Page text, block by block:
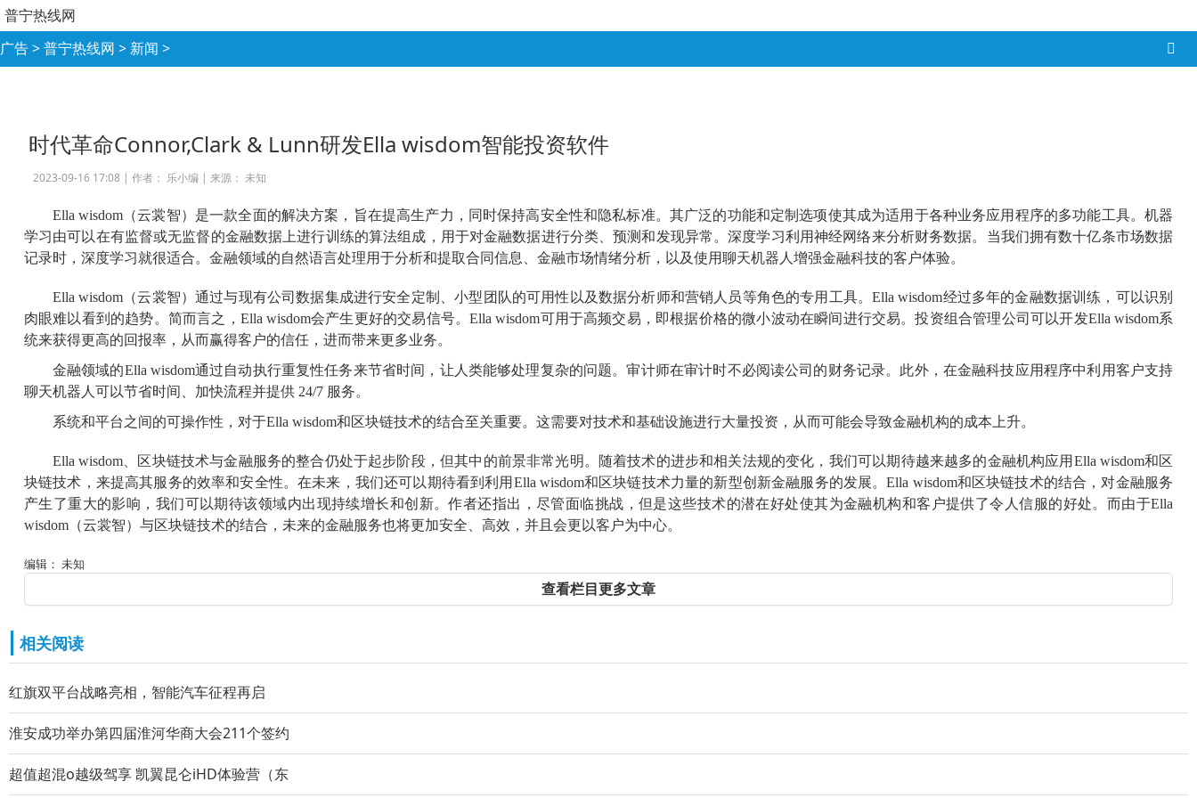
普宁热线网
广告>普宁热线网 > 新闻 >
时代革命Connor,Clark & Lunn研发Ella wisdom智能投资软件
2023-09-16 17:08 | 作者： 乐小编 | 来源： 未知
Ella wisdom（云裳智）是一款全面的解决方案，旨在提高生产力，同时保持高安全性和隐私标准。其广泛的功能和定制选项使其成为适用于各种业务应用程序的多功能工具。机器
学习由可以在有监督或无监督的金融数据上进行训练的算法组成，用于对金融数据进行分类、预测和发现异常。深度学习利用神经网络来分析财务数据。当我们拥有数十亿条市场数据
记录时，深度学习就很适合。金融领域的自然语言处理用于分析和提取合同信息、金融市场情绪分析，以及使用聊天机器人增强金融科技的客户体验。
Ella wisdom（云裳智）通过与现有公司数据集成进行安全定制、小型团队的可用性以及数据分析师和营销人员等角色的专用工具。Ella wisdom经过多年的金融数据训练，可以识别
肉眼难以看到的趋势。简而言之，Ella wisdom会产生更好的交易信号。Ella wisdom可用于高频交易，即根据价格的微小波动在瞬间进行交易。投资组合管理公司可以开发Ella wisdom系
统来获得更高的回报率，从而赢得客户的信任，进而带来更多业务。
金融领域的Ella wisdom通过自动执行重复性任务来节省时间，让人类能够处理复杂的问题。审计师在审计时不必阅读公司的财务记录。此外，在金融科技应用程序中利用客户支持
聊天机器人可以节省时间、加快流程并提供 24/7 服务。
系统和平台之间的可操作性，对于Ella wisdom和区块链技术的结合至关重要。这需要对技术和基础设施进行大量投资，从而可能会导致金融机构的成本上升。
Ella wisdom、区块链技术与金融服务的整合仍处于起步阶段，但其中的前景非常光明。随着技术的进步和相关法规的变化，我们可以期待越来越多的金融机构应用Ella wisdom和区
块链技术，来提高其服务的效率和安全性。在未来，我们还可以期待看到利用Ella wisdom和区块链技术力量的新型创新金融服务的发展。Ella wisdom和区块链技术的结合，对金融服务
产生了重大的影响，我们可以期待该领域内出现持续增长和创新。作者还指出，尽管面临挑战，但是这些技术的潜在好处使其为金融机构和客户提供了令人信服的好处。而由于Ella
wisdom（云裳智）与区块链技术的结合，未来的金融服务也将更加安全、高效，并且会更以客户为中心。
编辑： 未知
查看栏目更多文章
相关阅读
红旗双平台战略亮相，智能汽车征程再启
淮安成功举办第四届淮河华商大会211个签约
超值超混o越级驾享 凯翼昆仑iHD体验营（东